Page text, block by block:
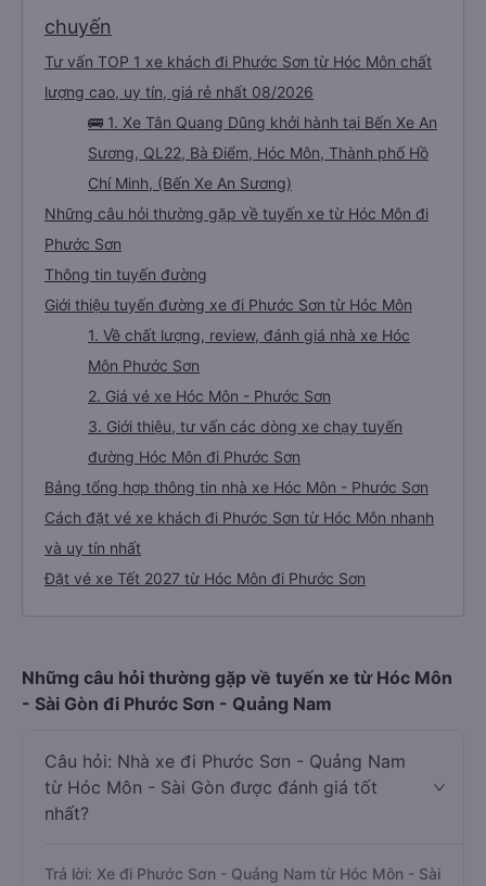
chuyến
Tư vấn TOP 1 xe khách đi Phước Sơn từ Hóc Môn chất
lượng cao, uy tín, giá rẻ nhất 08/2026
🚌 1. Xe Tân Quang Dũng khởi hành tại Bến Xe An
Sương, QL22, Bà Điểm, Hóc Môn, Thành phố Hồ
Chí Minh, (Bến Xe An Sương)
Những câu hỏi thường gặp về tuyến xe từ Hóc Môn đi
Phước Sơn
Thông tin tuyến đường
Giới thiệu tuyến đường xe đi Phước Sơn từ Hóc Môn
1. Về chất lượng, review, đánh giá nhà xe Hóc
Môn Phước Sơn
2. Giá vé xe Hóc Môn - Phước Sơn
3. Giới thiệu, tư vấn các dòng xe chạy tuyến
đường Hóc Môn đi Phước Sơn
Bảng tổng hợp thông tin nhà xe Hóc Môn - Phước Sơn
Cách đặt vé xe khách đi Phước Sơn từ Hóc Môn nhanh
và uy tín nhất
Đặt vé xe Tết 2027 từ Hóc Môn đi Phước Sơn
Những câu hỏi thường gặp về tuyến xe từ Hóc Môn
- Sài Gòn đi Phước Sơn - Quảng Nam
Câu hỏi: Nhà xe đi Phước Sơn - Quảng Nam
từ Hóc Môn - Sài Gòn được đánh giá tốt
nhất?
Trả lời: Xe đi Phước Sơn - Quảng Nam từ Hóc Môn - Sài